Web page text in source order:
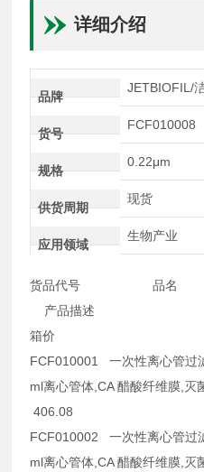
详细介绍
品牌
JETBIOFIL/
货号
FCF010008
规格
0.22μm
供货周期
现货
应用领域
生物产业
货品代号
产品描述
箱价
FCF010001 一次性离心管
ml离心管体,CA 醋酸纤
406.08
FCF010002 一次性离心管
ml离心管体,CA 醋酸纤